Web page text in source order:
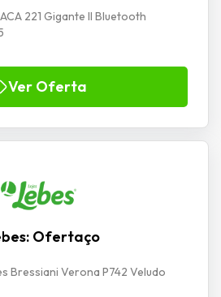
221 Gigante II Bluetooth
Ver Oferta
Ofertaço
Bressiani Verona P742 Veludo